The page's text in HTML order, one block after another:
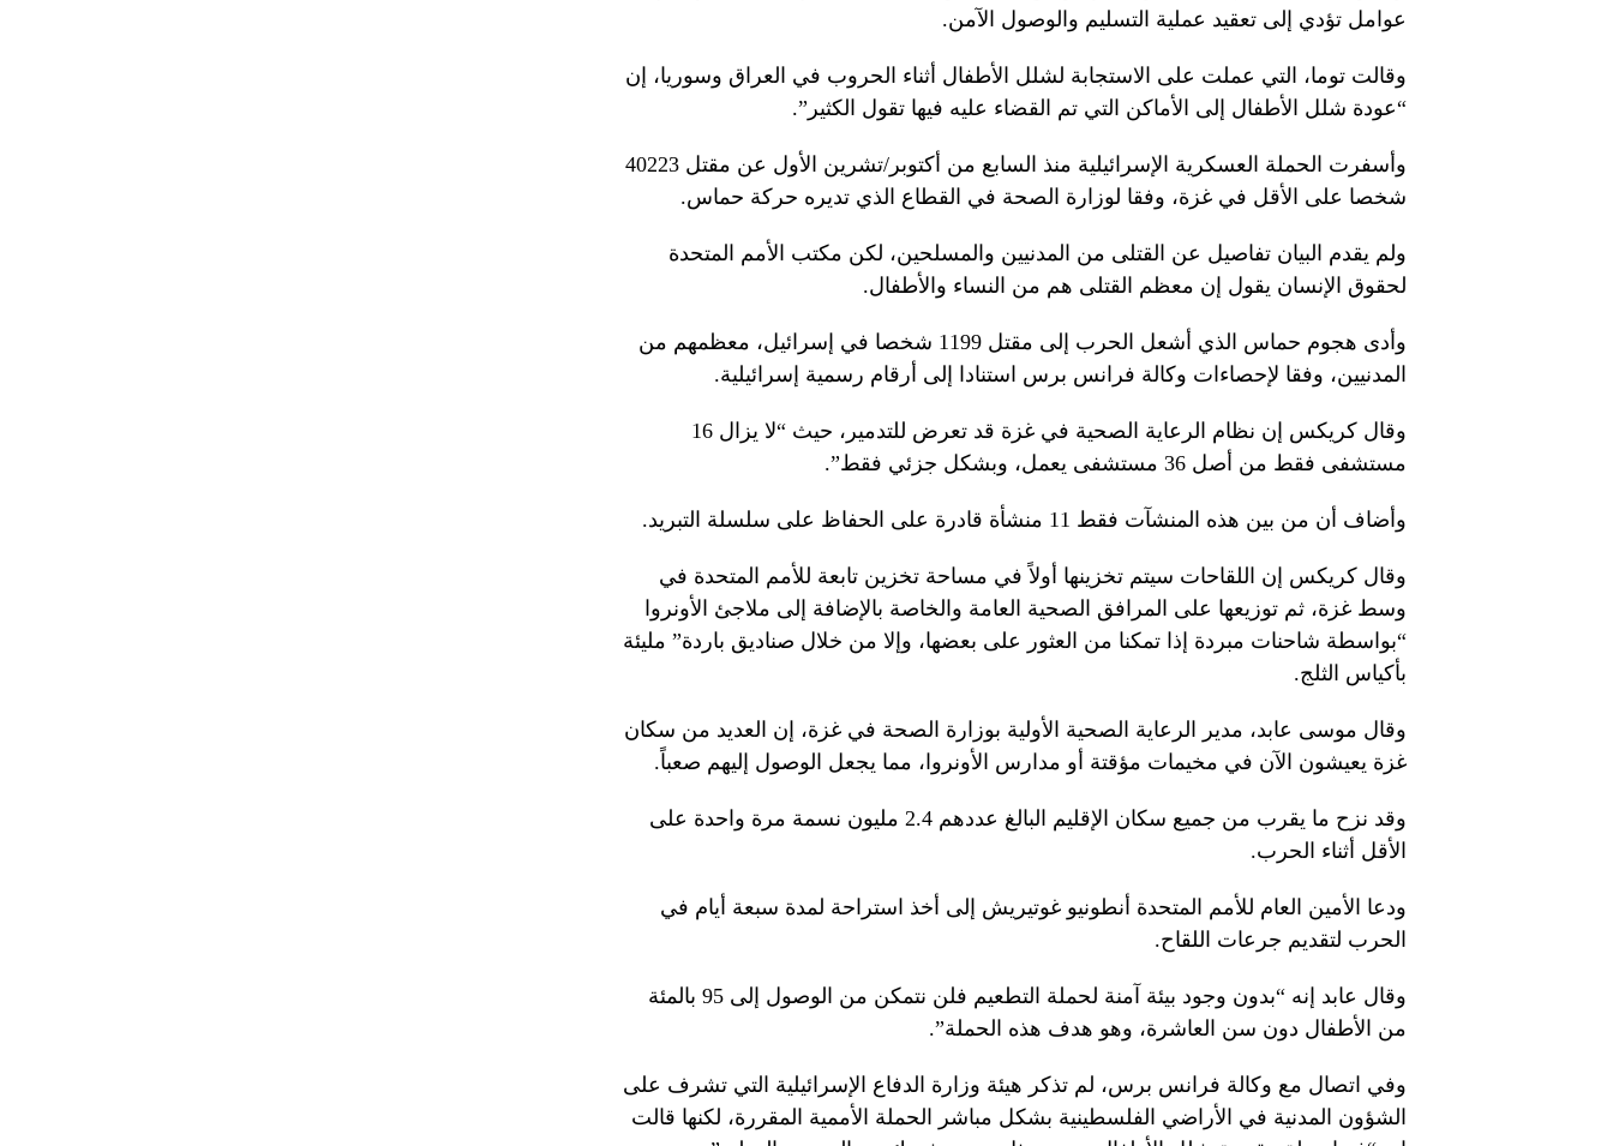
عوامل تؤدي إلى تعقيد عملية التسليم والوصول الآمن.
وقالت توما، التي عملت على الاستجابة لشلل الأطفال أثناء الحروب في العراق وسوريا، إن
“عودة شلل الأطفال إلى الأماكن التي تم القضاء عليه فيها تقول الكثير”.
وأسفرت الحملة العسكرية الإسرائيلية منذ السابع من أكتوبر/تشرين الأول عن مقتل 40223
شخصا على الأقل في غزة، وفقا لوزارة الصحة في القطاع الذي تديره حركة حماس.
ولم يقدم البيان تفاصيل عن القتلى من المدنيين والمسلحين، لكن مكتب الأمم المتحدة
لحقوق الإنسان يقول إن معظم القتلى هم من النساء والأطفال.
وأدى هجوم حماس الذي أشعل الحرب إلى مقتل 1199 شخصا في إسرائيل، معظمهم من
المدنيين، وفقا لإحصاءات وكالة فرانس برس استنادا إلى أرقام رسمية إسرائيلية.
وقال كريكس إن نظام الرعاية الصحية في غزة قد تعرض للتدمير، حيث “لا يزال 16
مستشفى فقط من أصل 36 مستشفى يعمل، وبشكل جزئي فقط”.
وأضاف أن من بين هذه المنشآت فقط 11 منشأة قادرة على الحفاظ على سلسلة التبريد.
وقال كريكس إن اللقاحات سيتم تخزينها أولاً في مساحة تخزين تابعة للأمم المتحدة في
وسط غزة، ثم توزيعها على المرافق الصحية العامة والخاصة بالإضافة إلى ملاجئ الأونروا
“بواسطة شاحنات مبردة إذا تمكنا من العثور على بعضها، وإلا من خلال صناديق باردة” مليئة
بأكياس الثلج.
وقال موسى عابد، مدير الرعاية الصحية الأولية بوزارة الصحة في غزة، إن العديد من سكان
غزة يعيشون الآن في مخيمات مؤقتة أو مدارس الأونروا، مما يجعل الوصول إليهم صعباً.
وقد نزح ما يقرب من جميع سكان الإقليم البالغ عددهم 2.4 مليون نسمة مرة واحدة على
الأقل أثناء الحرب.
ودعا الأمين العام للأمم المتحدة أنطونيو غوتيريش إلى أخذ استراحة لمدة سبعة أيام في
الحرب لتقديم جرعات اللقاح.
وقال عابد إنه “بدون وجود بيئة آمنة لحملة التطعيم فلن نتمكن من الوصول إلى 95 بالمئة
من الأطفال دون سن العاشرة، وهو هدف هذه الحملة”.
وفي اتصال مع وكالة فرانس برس، لم تذكر هيئة وزارة الدفاع الإسرائيلية التي تشرف على
الشؤون المدنية في الأراضي الفلسطينية بشكل مباشر الحملة الأممية المقررة، لكنها قالت